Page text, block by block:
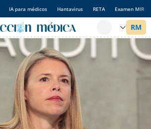
IA para médicos Hantavirus RETA Examen MIR